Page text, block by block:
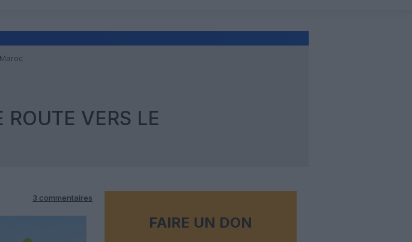
Avis d’expert
Hôtellerie
VERS LE
3 commentaires
FAIRE UN DON